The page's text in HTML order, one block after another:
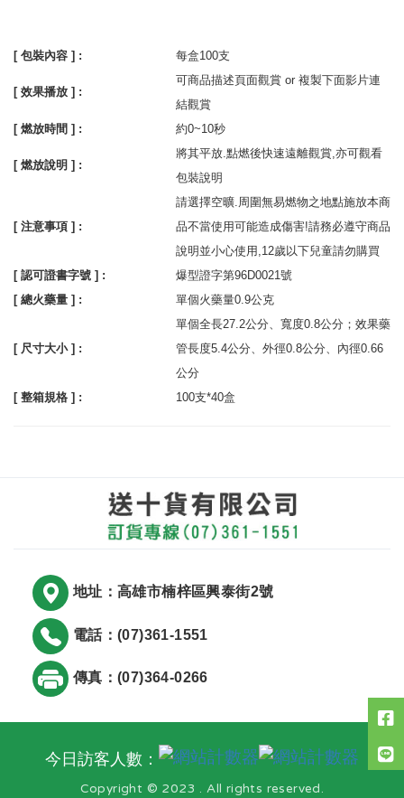
[ 包裝內容 ] : 每盒100支
[ 效果播放 ] :
可商品描述頁面觀賞 or 複製下面影片連
結觀賞
[ 燃放時間 ] :
約0~10秒
[ 燃放說明 ] :
將其平放.點燃後快速遠離觀賞,亦可觀看
包裝說明
[ 注意事項 ] :
請選擇空曠.周圍無易燃物之地點施放本商
品不當使用可能造成傷害!請務必遵守商品
說明並小心使用,12歲以下兒童請勿購買
[ 認可證書字號 ] :
爆型證字第96D0021號
[ 總火藥量 ] :
單個火藥量0.9公克
[ 尺寸大小 ] :
單個全長27.2公分、寬度0.8公分；效果藥
管長度5.4公分、外徑0.8公分、內徑0.66
公分
[ 整箱規格 ] :
100支*40盒
地址：高雄市楠梓區興泰街2號
電話：(07)361-1551
傳真：(07)364-0266
今日訪客人數：
Copyright © 2023 . All rights reserved.